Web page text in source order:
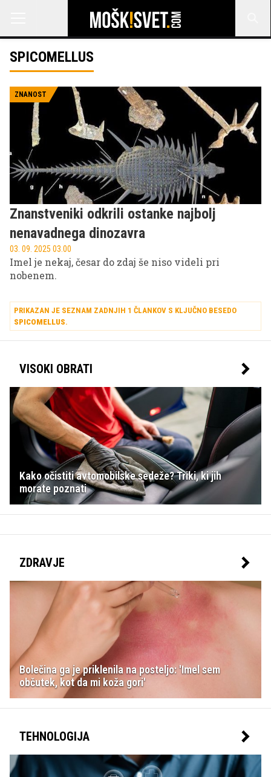
SPICOMELLUS
ZNANOST
Znanstveniki odkrili ostanke najbolj
nenavadnega dinozavra
03. 09. 2025 03.00
Imel je nekaj, česar do zdaj še niso videli pri
nobenem.
PRIKAZAN JE SEZNAM ZADNJIH 1 ČLANKOV S KLJUČNO BESEDO
SPICOMELLUS.
VISOKI OBRATI
Kako očistiti avtomobilske sedeže? Triki, ki jih
morate poznati
ZDRAVJE
Bolečina ga je priklenila na posteljo: 'Imel sem
občutek, kot da mi koža gori'
TEHNOLOGIJA